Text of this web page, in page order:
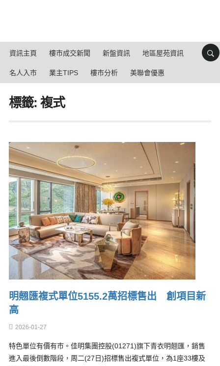
資訊主頁 樓市成交新聞 新盤資訊 地區屋苑資訊
名人入市 業主TIPS 樓市分析 美聯會優惠
標籤: 複式
明翹匯複式單位5155.2萬招標售出 創項目新
高
2026-01-27
特色單位有價有市。佳明集團控股(01271)旗下青衣明翹匯，銷售
進入最後倒數階段，周二(27日)招標售出複式單位，為1座33樓及